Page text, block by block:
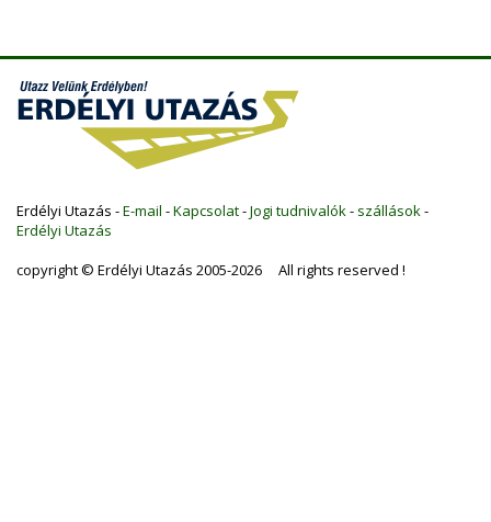
Erdélyi Utazás -E-mail -Kapcsolat-Jogi tudnivalók- szállások-
Erdélyi Utazás
copyright © Erdélyi Utazás 2005-2026 All rights reserved !